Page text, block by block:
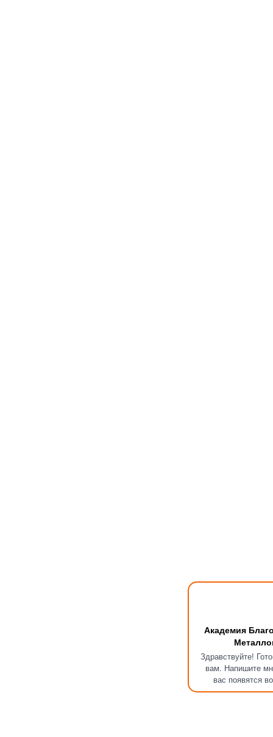
Академия
Здравствуйте!
вам. Напишите
вас появятся